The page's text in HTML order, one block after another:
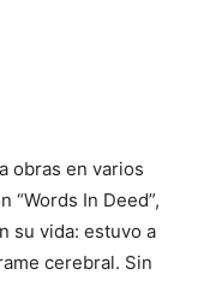
obras en varios
“Words In Deed”,
su vida: estuvo a
cerebral. Sin